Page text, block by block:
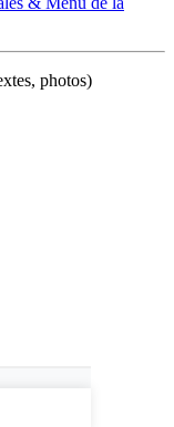
photos)